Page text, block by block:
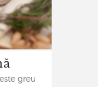
greu